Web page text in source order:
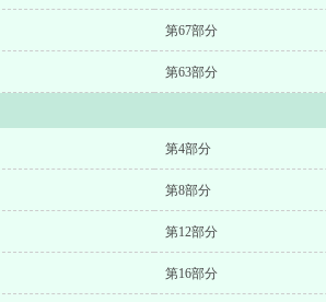
第67部分
第63部分
第4部分
第8部分
第12部分
第16部分